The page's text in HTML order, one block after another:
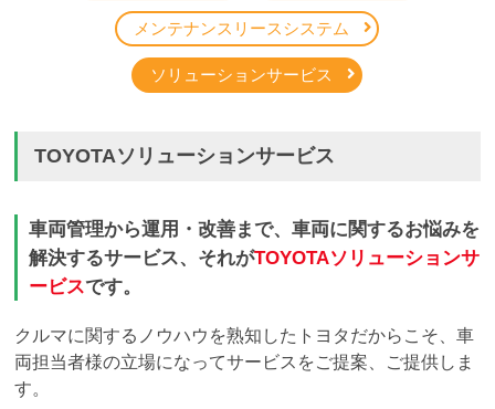
メンテナンスリースシステム
ソリューションサービス
TOYOTAソリューションサービス
車両管理から運用・改善まで、車両に関するお悩みを
解決するサービス、 それがTOYOTAソリューションサ
ービスです。
クルマに関するノウハウを熟知したトヨタだからこそ、車
両担当者様の立場になってサービスをご提案、ご提供しま
す。